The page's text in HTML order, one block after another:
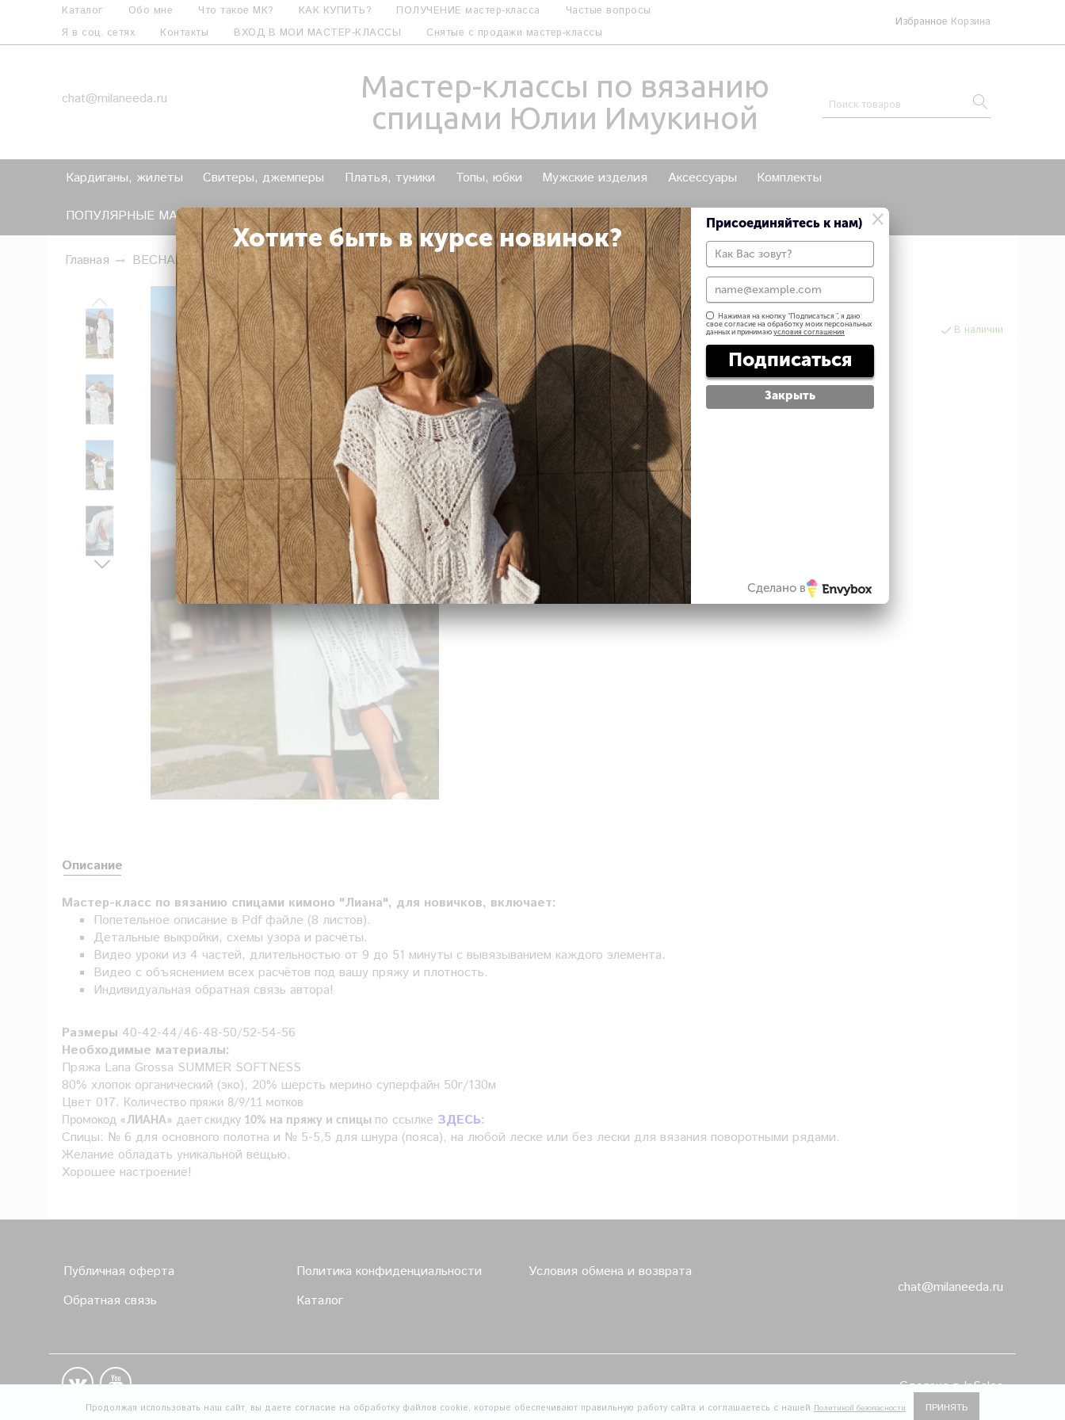
Каталог Обо мне Что такое МК? КАК КУПИТЬ? ПОЛУЧЕНИЕ мастер-класса
Частые вопросы
Я в соц. сетях
Контакты ВХОД В МОИ МАСТЕР-КЛАССЫ Снятые с продажи мастер-классы
Избранное Корзина
chat@milaneeda.ru
Мастер-классы по вязанию
спицами Юлии Имукиной
Кардиганы, жилеты Свитеры, джемперы Платья, туники Топы, юбки Мужские изделия Аксессуары Комплекты
ПОПУЛЯРНЫЕ МАСТЕР-КЛАССЫ Как СЭКОНОМИТЬ? ВЕСНА-ЛЕТО ОСЕНЬ-ЗИМА Вход в мои мастер классы
Главная ВЕСНА-ЛЕТО Платья-туники
Мастер-класс по вязанию спицами кимоно "Лиана"
1 590.00 руб В наличии
Размеры: 40-42-44/46-48-50/52-54-56
Изделие вяжется снизу вверх, с выполнением боковых швов
Необходимые навыки: Умение вязать лицевую и изнаночную петли
В КОРЗИНУ
Описание
Мастер-класс по вязанию спицами кимоно "Лиана", для новичков, включает:
Попетельное описание в Pdf файле (8 листов).
Детальные выкройки, схемы узора и расчёты.
Видео уроки из 4 частей, длительностью от 9 до 51 минуты с вывязыванием каждого элемента.
Видео с объяснением всех расчётов под вашу пряжу и плотность.
Индивидуальная обратная связь автора!
Размеры 40-42-44/46-48-50/52-54-56
Необходимые материалы:
Пряжа Lana Grossa SUMMER SOFTNESS
80% хлопок органический (эко), 20% шерсть мерино суперфайн 50г/130м
Цвет 017. Количество пряжи 8/9/11 мотков
Промокод «ЛИАНА» дает скидку 10% на пряжу и спицы по ссылке ЗДЕСЬ:
Спицы: № 6 для основного полотна и № 5-5,5 для шнура (пояса), на любой леске или без лески для вязания поворотными рядами.
Желание обладать уникальной вещью.
Хорошее настроение!
Публичная оферта Политика конфиденциальности
Условия обмена и возврата
Обратная связь
Каталог
chat@milaneeda.ru
Сделано в InSales
Продолжая использовать наш сайт, вы даете согласие на обработку файлов cookie, которые обеспечивают правильную работу сайта и соглашаетесь с нашей Политикой безопасности ПРИНЯТЬ
Хотите быть в курсе новинок?
×
Присоединяйтесь к нам)
Нажимая на кнопку "Подписаться ", я даю
свое согласие на обработку моих персональных
данных и принимаю условия соглашения
Подписаться
Закрыть
Сделано в